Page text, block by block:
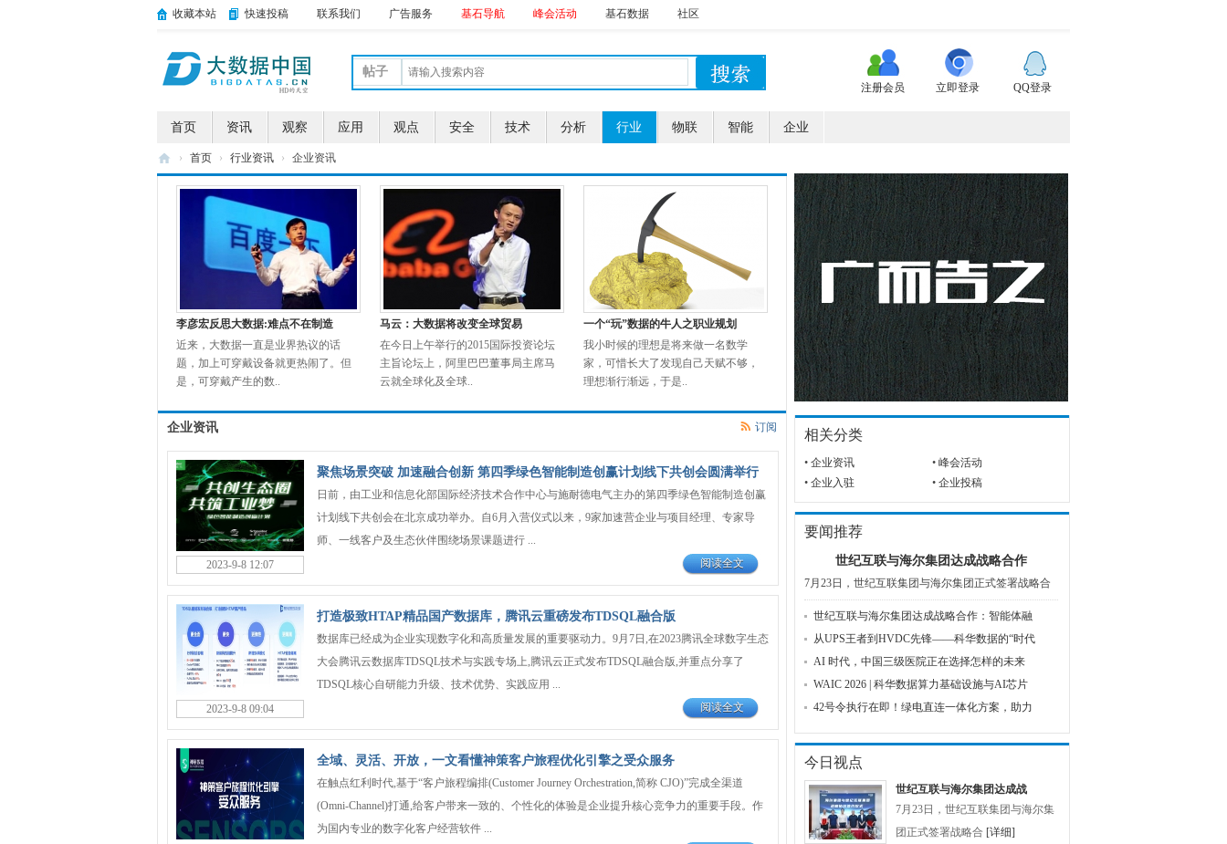
收藏本站 快速投稿 联系我们 广告服务 基石导航 峰会活动 基石数据 社区
帖子
注册会员 立即登录 QQ登录
首页 资讯 观察 应用 观点 安全 技术 分析 行业 物联 智能 企业
› 首页 › 行业资讯 › 企业资讯
李彦宏反思大数据:难点不在制造
近来，大数据一直是业界热议的话
题，加上可穿戴设备就更热闹了。但
是，可穿戴产生的数..
马云：大数据将改变全球贸易
在今日上午举行的2015国际投资论坛
主旨论坛上，阿里巴巴董事局主席马
云就全球化及全球..
一个“玩”数据的牛人之职业规划
我小时候的理想是将来做一名数学
家，可惜长大了发现自己天赋不够，
理想渐行渐远，于是..
订阅
企业资讯
2023-9-8 12:07
聚焦场景突破 加速融合创新 第四季绿色智能制造创赢计划线下共创会圆满举行
日前，由工业和信息化部国际经济技术合作中心与施耐德电气主办的第四季绿色智能制造创赢
计划线下共创会在北京成功举办。自6月入营仪式以来，9家加速营企业与项目经理、专家导
师、一线客户及生态伙伴围绕场景课题进行 ...
阅读全文
2023-9-8 09:04
打造极致HTAP精品国产数据库，腾讯云重磅发布TDSQL融合版
数据库已经成为企业实现数字化和高质量发展的重要驱动力。9月7日,在2023腾讯全球数字生态
大会腾讯云数据库TDSQL技术与实践专场上,腾讯云正式发布TDSQL融合版,并重点分享了
TDSQL核心自研能力升级、技术优势、实践应用 ...
阅读全文
全域、灵活、开放，一文看懂神策客户旅程优化引擎之受众服务
在触点红利时代,基于“客户旅程编排(Customer Journey Orchestration,简称 CJO)”完成全渠道
(Omni-Channel)打通,给客户带来一致的、个性化的体验是企业提升核心竞争力的重要手段。作
为国内专业的数字化客户经营软件 ...
相关分类
• 企业资讯 • 峰会活动
• 企业入驻 • 企业投稿
要闻推荐
世纪互联与海尔集团达成战略合作
7月23日，世纪互联集团与海尔集团正式签署战略合
世纪互联与海尔集团达成战略合作：智能体融
从UPS王者到HVDC先锋——科华数据的“时代
AI 时代，中国三级医院正在选择怎样的未来
WAIC 2026 | 科华数据算力基础设施与AI芯片
42号令执行在即！绿电直连一体化方案，助力
今日视点
世纪互联与海尔集团达成战
7月23日，世纪互联集团与海尔集
团正式签署战略合 [详细]